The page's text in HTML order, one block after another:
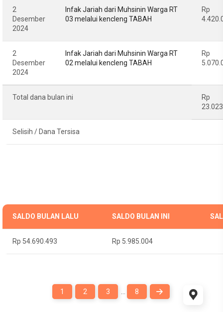
2
Desember
2024
Infak Jariah dari Muhsinin Warga RT
03 melalui kencleng TABAH
Rp
2
Desember
2024
Infak Jariah dari Muhsinin Warga RT
02 melalui kencleng TABAH
Rp
Total dana bulan ini
Rp
Selisih / Dana Tersisa
SALDO BULAN LALU SALDO BULAN INI
Rp 54.690.493 Rp 5.985.004
1 2 3 8